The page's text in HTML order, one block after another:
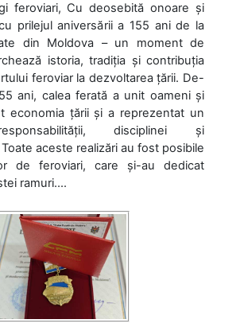
feroviari, Cu deosebită onoare și
prilejul aniversării a 155 ani de la
din Moldova – un moment de
istoria, tradiția și contribuția
feroviar la dezvoltarea țării. De-
ani, calea ferată a unit oameni și
economia țării și a reprezentat un
disciplinei și
aceste realizări au fost posibile
de feroviari, care și-au dedicat
ramuri....